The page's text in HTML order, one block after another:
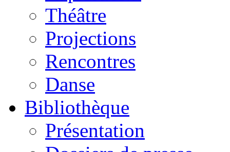
Théâtre
Projections
Rencontres
Danse
Bibliothèque
Présentation